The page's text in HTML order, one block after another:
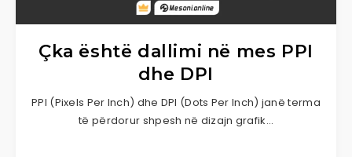
Çka është dallimi në mes PPI
dhe DPI
PPI (Pixels Per Inch) dhe DPI (Dots Per Inch) janë terma
të përdorur shpesh në dizajn grafik…